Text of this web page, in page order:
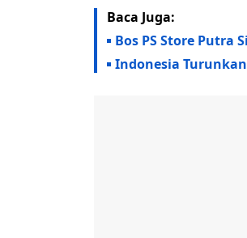
Baca Juga:
Bos PS Store Putra
Indonesia